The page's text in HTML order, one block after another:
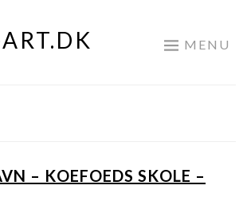
MENU
– KOEFOEDS SKOLE –